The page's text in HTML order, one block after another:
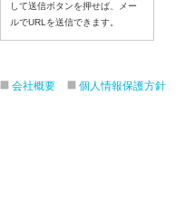
して送信ボタンを押せば、メー
ルでURLを送信できます。
会社概要 個人情報保護方針